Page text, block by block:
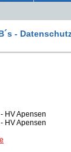
-
HV Apensen
HV Apensen